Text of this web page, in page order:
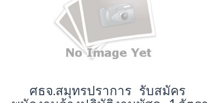
ศธจ.สมุทรปราการ รับสมัคร